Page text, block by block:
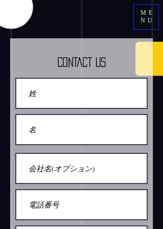
ME
NU
CONTACT US